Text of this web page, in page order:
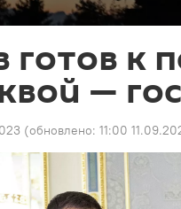
готов к
—
(обновлено: 11:00